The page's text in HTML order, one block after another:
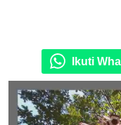
Ikuti